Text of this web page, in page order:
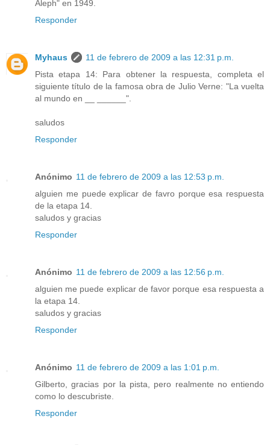
Aleph" en 1949.
Responder
Myhaus
11 de febrero de 2009 a las 12:31 p.m.
Pista etapa 14: Para obtener la respuesta, completa el
siguiente título de la famosa obra de Julio Verne: "La vuelta
al mundo en __ ______".
saludos
Responder
Anónimo 11 de febrero de 2009 a las 12:53 p.m.
alguien me puede explicar de favro porque esa respuesta
de la etapa 14.
saludos y gracias
Responder
Anónimo 11 de febrero de 2009 a las 12:56 p.m.
alguien me puede explicar de favor porque esa respuesta a
la etapa 14.
saludos y gracias
Responder
Anónimo 11 de febrero de 2009 a las 1:01 p.m.
Gilberto, gracias por la pista, pero realmente no entiendo
como lo descubriste.
Responder